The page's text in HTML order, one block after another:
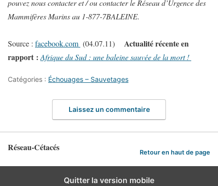
pouvez nous contacter et / ou contacter le Réseau d’Urgence des
Mammifères Marins au 1-877-7BALEINE.
Source : facebook.com (04.07.11)
Actualité récente en
rapport : Afrique du Sud : une baleine sauvée de la mort !
Catégories : Échouages – Sauvetages
Laissez un commentaire
Réseau-Cétacés Retour en haut de page
Quitter la version mobile